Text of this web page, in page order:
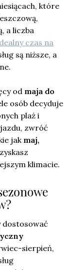
które
a liczba
czas na
są niższe, a
od maja do
osób decyduje
plaż i
zwróć
jak maj,
klimacie.
dostosować
sierpień,